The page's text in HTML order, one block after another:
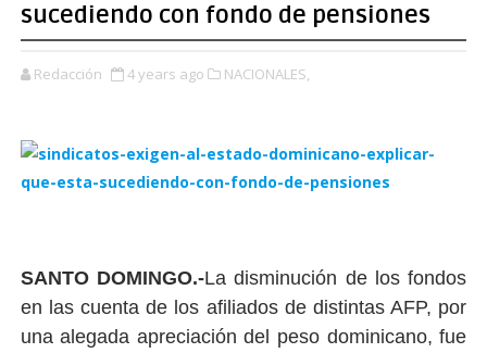
sucediendo con fondo de pensiones
Redacción 4 years ago NACIONALES,
SANTO DOMINGO.-La disminución de los fondos
en las cuenta de los afiliados de distintas AFP, por
una alegada apreciación del peso dominicano, fue